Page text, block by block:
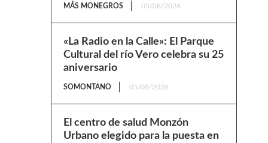
MÁS MONEGROS 05/08/2026
«La Radio en la Calle»: El Parque
Cultural del río Vero celebra su 25
aniversario
SOMONTANO 05/08/2026
El centro de salud Monzón
Urbano elegido para la puesta en